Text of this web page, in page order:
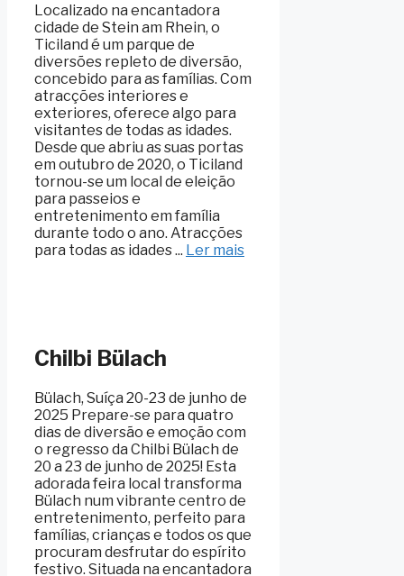
Localizado na encantadora
cidade de Stein am Rhein, o
Ticiland é um parque de
diversões repleto de diversão,
concebido para as famílias. Com
atracções interiores e
exteriores, oferece algo para
visitantes de todas as idades.
Desde que abriu as suas portas
em outubro de 2020, o Ticiland
tornou-se um local de eleição
para passeios e
entretenimento em família
durante todo o ano. Atracções
para todas as idades ... Ler mais
Chilbi Bülach
Bülach, Suíça 20-23 de junho de
2025 Prepare-se para quatro
dias de diversão e emoção com
o regresso da Chilbi Bülach de
20 a 23 de junho de 2025! Esta
adorada feira local transforma
Bülach num vibrante centro de
entretenimento, perfeito para
famílias, crianças e todos os que
procuram desfrutar do espírito
festivo. Situada na encantadora